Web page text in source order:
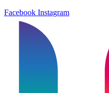
Facebook Instagram